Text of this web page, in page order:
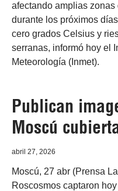
afectando amplias zonas
durante los próximos
cero grados Celsius y
serranas, informó hoy el
Meteorología (Inmet).
Publican
Moscú
abril 27, 2026
Moscú, 27 abr (Prensa
Roscosmos captaron